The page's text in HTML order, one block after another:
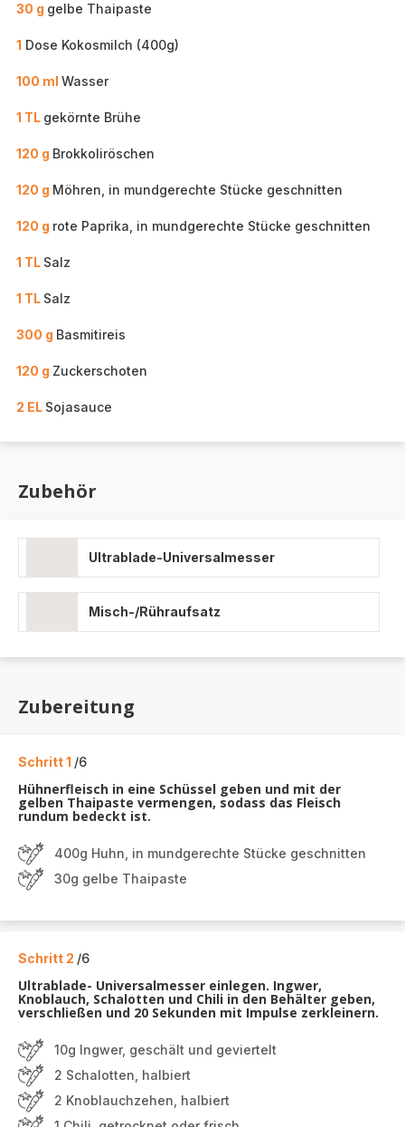
30 g gelbe Thaipaste
1 Dose Kokosmilch (400g)
100 ml Wasser
1 TL gekörnte Brühe
120 g Brokkoliröschen
120 g Möhren, in mundgerechte Stücke geschnitten
120 g rote Paprika, in mundgerechte Stücke geschnitten
1 TL Salz
1 TL Salz
300 g Basmitireis
120 g Zuckerschoten
2 EL Sojasauce
Zubehör
Ultrablade-Universalmesser
Misch-/Rühraufsatz
Zubereitung
Schritt 1 /6
Hühnerfleisch in eine Schüssel geben und mit der
gelben Thaipaste vermengen, sodass das Fleisch
rundum bedeckt ist.
400g Huhn, in mundgerechte Stücke geschnitten
30g gelbe Thaipaste
Schritt 2 /6
Ultrablade- Universalmesser einlegen. Ingwer,
Knoblauch, Schalotten und Chili in den Behälter geben,
verschließen und 20 Sekunden mit Impulse zerkleinern.
10g Ingwer, geschält und geviertelt
2 Schalotten, halbiert
2 Knoblauchzehen, halbiert